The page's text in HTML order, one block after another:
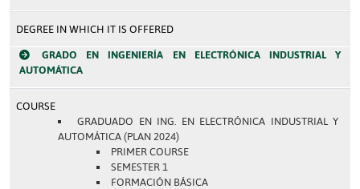
DEGREE IN WHICH IT IS OFFERED
GRADO EN INGENIERÍA EN ELECTRÓNICA INDUSTRIAL Y
AUTOMÁTICA
COURSE
GRADUADO EN ING. EN ELECTRÓNICA INDUSTRIAL Y
AUTOMÁTICA (PLAN 2024)
PRIMER COURSE
SEMESTER 1
FORMACIÓN BÁSICA